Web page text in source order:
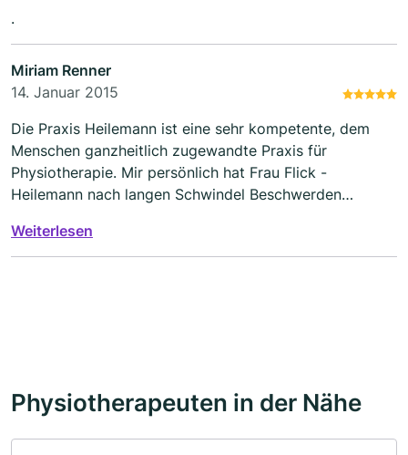
.
Miriam Renner
14. Januar 2015
Die Praxis Heilemann ist eine sehr kompetente, dem
Menschen ganzheitlich zugewandte Praxis für
Physiotherapie. Mir persönlich hat Frau Flick -
Heilemann nach langen Schwindel Beschwerden
Weiterlesen
Physiotherapeuten in der Nähe